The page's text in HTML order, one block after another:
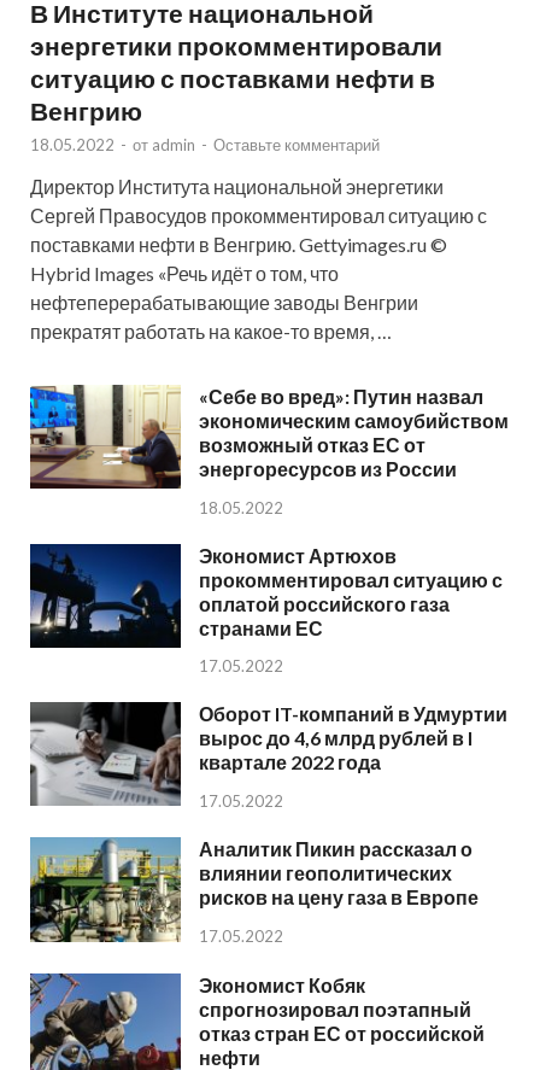
В Институте национальной
энергетики прокомментировали
ситуацию с поставками нефти в
Венгрию
18.05.2022 - от admin - Оставьте комментарий
Директор Института национальной энергетики
Сергей Правосудов прокомментировал ситуацию с
поставками нефти в Венгрию. Gettyimages.ru ©
Hybrid Images «Речь идёт о том, что
нефтеперерабатывающие заводы Венгрии
прекратят работать на какое-то время, …
«Себе во вред»: Путин назвал
экономическим самоубийством
возможный отказ ЕС от
энергоресурсов из России
18.05.2022
Экономист Артюхов
прокомментировал ситуацию с
оплатой российского газа
странами ЕС
17.05.2022
Оборот IT-компаний в Удмуртии
вырос до 4,6 млрд рублей в I
квартале 2022 года
17.05.2022
Аналитик Пикин рассказал о
влиянии геополитических
рисков на цену газа в Европе
17.05.2022
Экономист Кобяк
спрогнозировал поэтапный
отказ стран ЕС от российской
нефти